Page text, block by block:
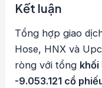
Kết luận
Tổng hợp giao
Hose, HNX và
ròng với tổng khối
-9.053.121 cổ